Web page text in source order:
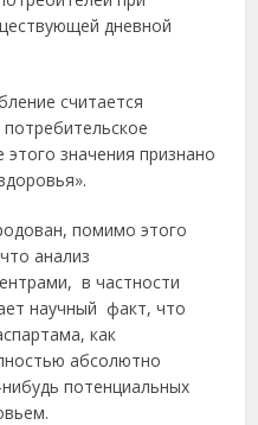
дневной
считается
значения признано
помимо этого
анализ
в частности
научный факт, что
как
абсолютно
потенциальных